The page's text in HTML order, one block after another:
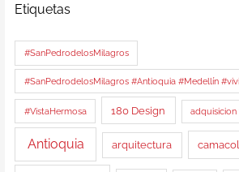
Etiquetas
#SanPedrodelosMilagros
#SanPedrodelosMilagros #Antioquia #Medellín
#VistaHermosa 180 Design adquisicion
Antioquia arquitectura camacol